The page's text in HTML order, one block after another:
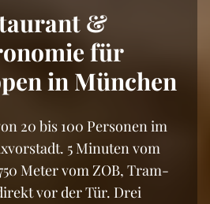
&
für
in München
20 bis 100 Personen im
5 Minuten vom
Meter vom ZOB, Tram-
vor der Tür. Drei